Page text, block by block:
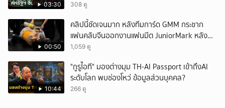
03:30 308 ดู
00:50
คลิปนี้ชัดเจนมาก หลังทีมการ์ด GMM กระชาก
แฟนคลับจีนออกงานแฟนมีต JuniorMark หลัง
ฝ่าฝืนกติกาจองคิว
1,059 ดู
10:44
"กูรูไอที" มองต่างมุม TH-AI Passport เข้าถึงAI
ระดับโลก พบช่องโหว่ ข้อมูลส่วนบุคคล?
266 ดู